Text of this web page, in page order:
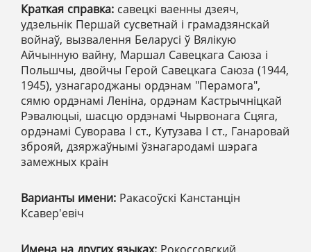
Краткая справка: савецкі ваенны дзеяч,
удзельнік Першай сусветнай і грамадзянскай
войнаў, вызвалення Беларусі ў Вялікую
Айчынную вайну, Маршал Савецкага Саюза і
Польшчы, двойчы Герой Савецкага Саюза (1944,
1945), узнагароджаны ордэнам "Перамога",
сямю ордэнамі Леніна, ордэнам Кастрычніцкай
Рэвалюцыі, шасцю ордэнамі Чырвонага Сцяга,
ордэнамі Суворава І ст., Кутузава І ст., Ганаровай
зброяй, дзяржаўнымі ўзнагародамі шэрага
замежных краін
Варианты имени: Ракасоўскі Канстанцін
Ксавер'евіч
Имена на других языках: Рокоссовский